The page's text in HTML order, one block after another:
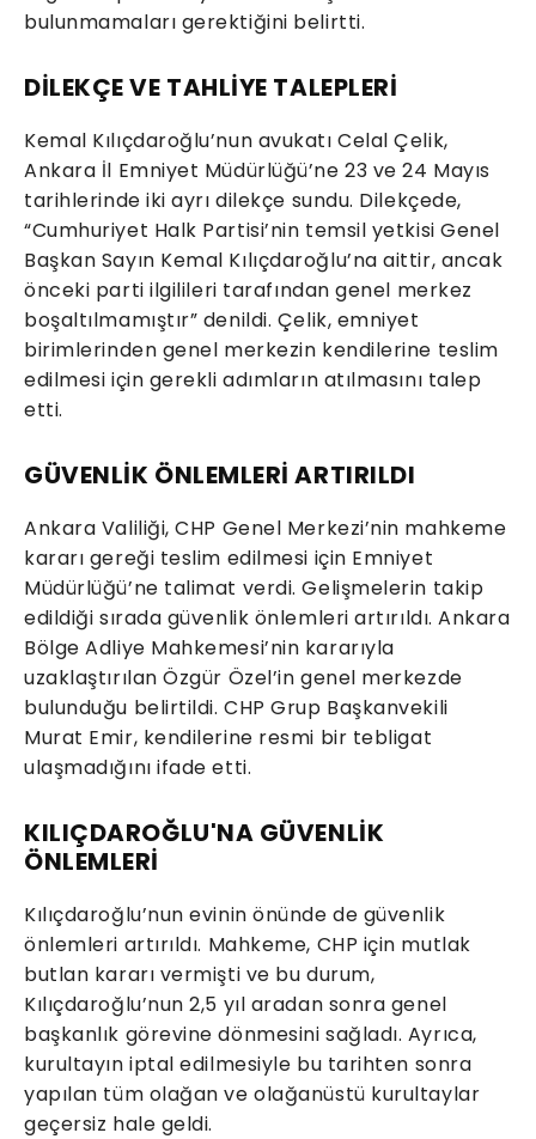
bulunmamaları gerektiğini belirtti.
DİLEKÇE VE TAHLİYE TALEPLERİ
Kemal Kılıçdaroğlu’nun avukatı Celal Çelik,
Ankara İl Emniyet Müdürlüğü’ne 23 ve 24 Mayıs
tarihlerinde iki ayrı dilekçe sundu. Dilekçede,
“Cumhuriyet Halk Partisi’nin temsil yetkisi Genel
Başkan Sayın Kemal Kılıçdaroğlu’na aittir, ancak
önceki parti ilgilileri tarafından genel merkez
boşaltılmamıştır” denildi. Çelik, emniyet
birimlerinden genel merkezin kendilerine teslim
edilmesi için gerekli adımların atılmasını talep
etti.
GÜVENLİK ÖNLEMLERİ ARTIRILDI
Ankara Valiliği, CHP Genel Merkezi’nin mahkeme
kararı gereği teslim edilmesi için Emniyet
Müdürlüğü’ne talimat verdi. Gelişmelerin takip
edildiği sırada güvenlik önlemleri artırıldı. Ankara
Bölge Adliye Mahkemesi’nin kararıyla
uzaklaştırılan Özgür Özel’in genel merkezde
bulunduğu belirtildi. CHP Grup Başkanvekili
Murat Emir, kendilerine resmi bir tebligat
ulaşmadığını ifade etti.
KILIÇDAROĞLU'NA GÜVENLİK
ÖNLEMLERİ
Kılıçdaroğlu’nun evinin önünde de güvenlik
önlemleri artırıldı. Mahkeme, CHP için mutlak
butlan kararı vermişti ve bu durum,
Kılıçdaroğlu’nun 2,5 yıl aradan sonra genel
başkanlık görevine dönmesini sağladı. Ayrıca,
kurultayın iptal edilmesiyle bu tarihten sonra
yapılan tüm olağan ve olağanüstü kurultaylar
geçersiz hale geldi.